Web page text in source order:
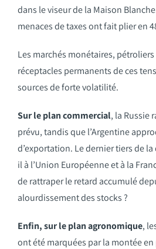
dans le viseur de la Maison
menaces de taxes ont fait plier en
Les marchés monétaires,
réceptacles permanents de ces
sources de forte volatilité.
Sur le plan commercial, la Russie
prévu, tandis que l’Argentine
d’exportation. Le dernier tiers de
il à l’Union Européenne et à la
de rattraper le retard accumulé
alourdissement des stocks ?
Enfin, sur le planagronomique,
ont été marquées par la montée en